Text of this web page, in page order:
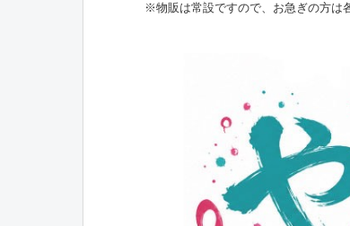
※物販は常設ですので、お急ぎの方は